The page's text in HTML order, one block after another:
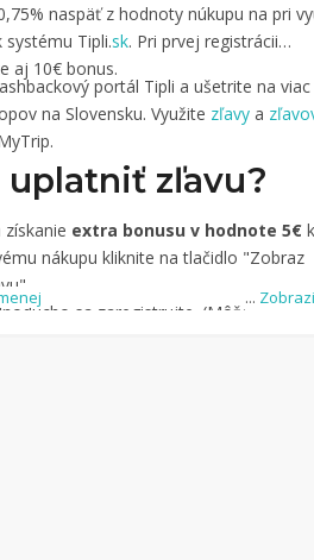
...
naspäť z hodnoty núkupu na pri
systému Tipli.sk. Pri prvej registrácii
aj 10€ bonus.
portál Tipli a ušetrite na
na Slovensku. Využite zľavy a
uplatniť zľavu?
získanie extra bonusu v hodnote 5€ k
nákupu kliknite na tlačidlo "Zobraz
sa zaregistrujte. (Môžete aj